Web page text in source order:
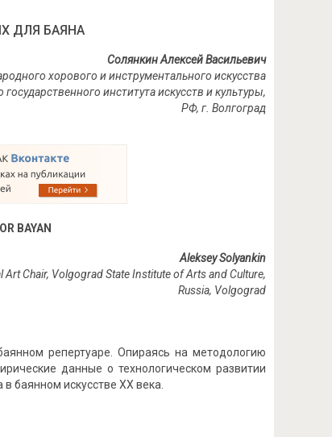
ДЛЯ БАЯНА
Солянкин Алексей Васильевич
хорового и инструментального искусства
государственного института искусств и культуры,
РФ, г. Волгоград
BAYAN
Aleksey Solyankin
Chair, Volgograd State Institute of Arts and Culture,
Russia, Volgograd
репертуаре. Опираясь на методологию
данные о технологическом развитии
баянном искусстве ХХ века.